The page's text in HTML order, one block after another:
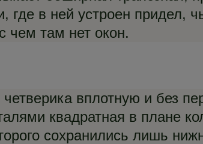
где в ней устроен придел,
чем там нет окон.
вплотную и без
квадратная в плане
сохранились лишь